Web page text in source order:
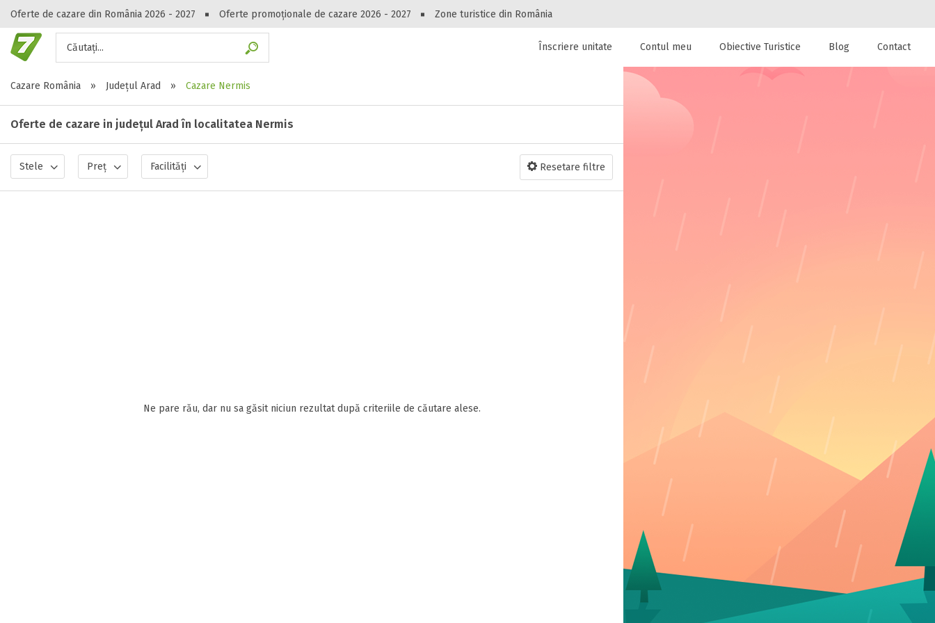
Oferte de cazare din România 2026 - 2027 Oferte promoționale de cazare 2026 - 2027 Zone turistice din România
Căutați...
Peste 10545 oferte de cazare!
Gasești hoteluri, pensiuni, vile, apartamente sau alte unitați de cazare la
Înscriere unitate Contul meu Obiective Turistice Blog Contact
Cazare România
» Județul Arad » Cazare Nermis
Oferte de cazare in județul Arad în localitatea Nermis
Stele Preț Facilități Resetare filtre
Ne pare rău, dar nu sa găsit niciun rezultat după criteriile de căutare alese.